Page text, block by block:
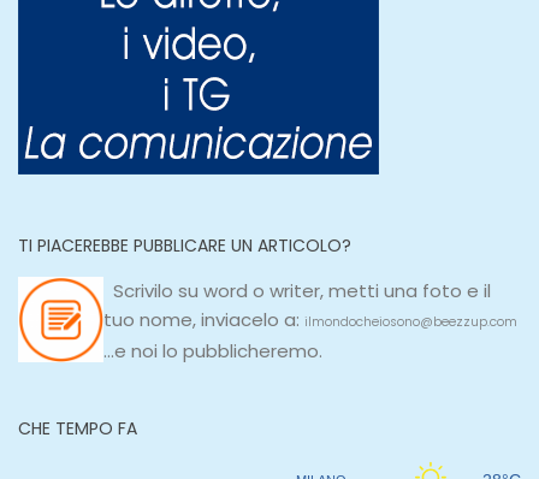
TI PIACEREBBE PUBBLICARE UN ARTICOLO?
Scrivilo su word o writer, metti una foto e il
tuo nome, inviacelo a: ilmondocheiosono@beezzup.com
...e noi lo pubblicheremo.
CHE TEMPO FA